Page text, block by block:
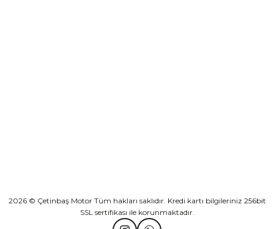
2026 © Çetinbaş Motor Tüm hakları saklıdır. Kredi kartı bilgileriniz 256bit
SSL sertifikası ile korunmaktadır.